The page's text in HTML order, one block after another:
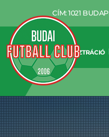
CÍM: 1021
REGISZTRÁCIÓ